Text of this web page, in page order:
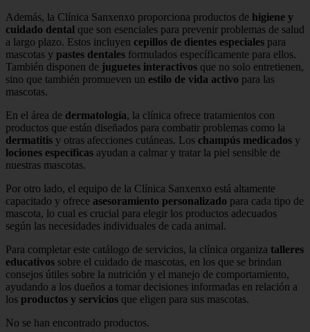
Además, la Clínica Sanxenxo proporciona productos de higiene y
cuidado dental que son esenciales para prevenir problemas de salud
a largo plazo. Estos incluyen cepillos de dientes especiales para
mascotas y pastes dentales formulados específicamente para ellos.
También disponen de juguetes interactivos que no solo entretienen,
sino que también promueven un estilo de vida activo para las
mascotas.
En el área de dermatología, la clínica ofrece tratamientos con
productos que están diseñados para combatir problemas como la
dermatitis y otras afecciones cutáneas. Los champús medicados y
lociones específicas ayudan a calmar y tratar la piel sensible de
nuestras mascotas.
Por otro lado, el equipo de la Clínica Sanxenxo está altamente
capacitado y ofrece asesoramiento personalizado para cada tipo de
mascota, lo cual es crucial para elegir los productos adecuados
según las necesidades individuales de cada animal.
Para completar este catálogo de servicios, la clínica organiza talleres
educativos sobre el cuidado de mascotas, en los que se brindan
consejos útiles sobre la nutrición y el manejo de comportamiento,
ayudando a los dueños a tomar decisiones informadas en relación a
los productos y servicios que eligen para sus mascotas.
No se han encontrado productos.